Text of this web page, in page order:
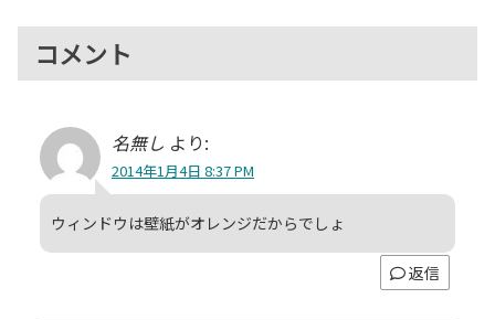
コメント
名無し より:
2014年1月4日 8:37 PM
ウィンドウは壁紙がオレンジだからでしょ
返信